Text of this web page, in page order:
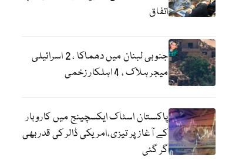
اتفاق
جنوبی لبنان میں دھماکا ، 2 اسرائیلی
میجر ہلاک ، 4 اہلکار زخمی
پاکستان اسٹاک ایکسچینج میں کاروبار
کے آغاز پر تیزی،امریکی ڈالر کی قدر بھی
گر گئی